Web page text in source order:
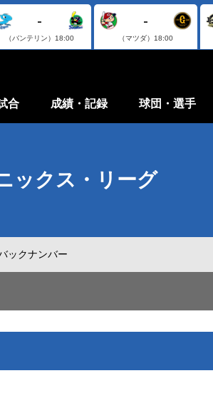
-
（バンテリン） 18:00
-
（マツダ） 18:00
合 成績・記録 球団・選手
ックス・リーグ
ックナンバー